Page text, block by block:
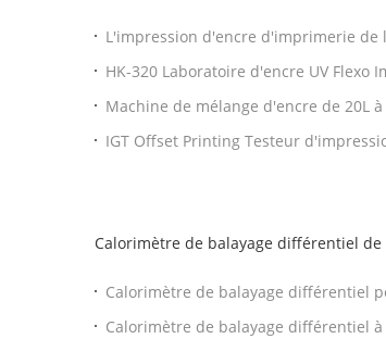
L'impression d'encre d'imprimerie de
HK-320 Laboratoire d'encre UV Flexo
Proofreuse d'encre de laboratoire
Machine de mélange d'encre de 20L
IGT Offset Printing Testeur
Calorimètre de balayage différentiel de
Calorimètre de balayage différentiel
l'oxygène (OIT) Instrument d'analyse
Calorimètre de balayage différentiel à